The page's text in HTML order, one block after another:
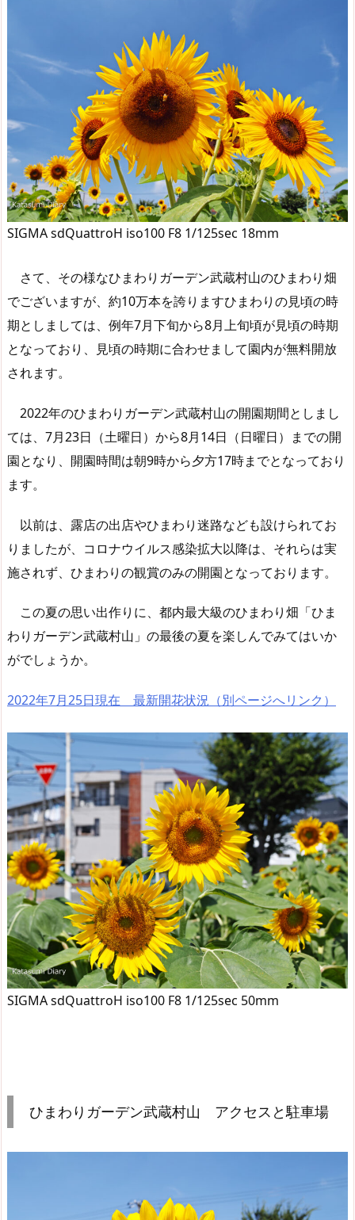
SIGMA sdQuattroH iso100 F8 1/125sec 18mm
さて、その様なひまわりガーデン武蔵村山のひまわり畑
でございますが、約10万本を誇りますひまわりの見頃の時
期としましては、例年7月下旬から8月上旬頃が見頃の時期
となっており、見頃の時期に合わせまして園内が無料開放
されます。
2022年のひまわりガーデン武蔵村山の開園期間としまし
ては、7月23日（土曜日）から8月14日（日曜日）までの開
園となり、開園時間は朝9時から夕方17時までとなっており
ます。
以前は、露店の出店やひまわり迷路なども設けられてお
りましたが、コロナウイルス感染拡大以降は、それらは実
施されず、ひまわりの観賞のみの開園となっております。
この夏の思い出作りに、都内最大級のひまわり畑「ひま
わりガーデン武蔵村山」の最後の夏を楽しんでみてはいか
がでしょうか。
2022年7月25日現在 最新開花状況（別ページへリンク）
SIGMA sdQuattroH iso100 F8 1/125sec 50mm
ひまわりガーデン武蔵村山 アクセスと駐車場